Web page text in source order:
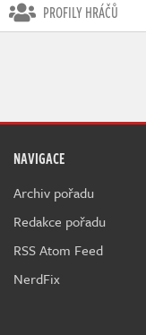
PROFILY HRÁČŮ
NAVIGACE
Archiv pořadu
Redakce pořadu
RSS Atom Feed
NerdFix